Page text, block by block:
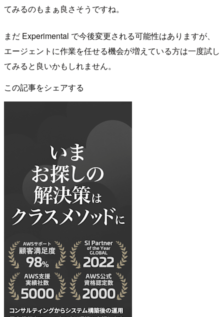
てみるのもまぁ良さそうですね。
まだ Experimental で今後変更される可能性はありますが、
エージェントに作業を任せる機会が増えている方は一度試し
てみると良いかもしれません。
この記事をシェアする